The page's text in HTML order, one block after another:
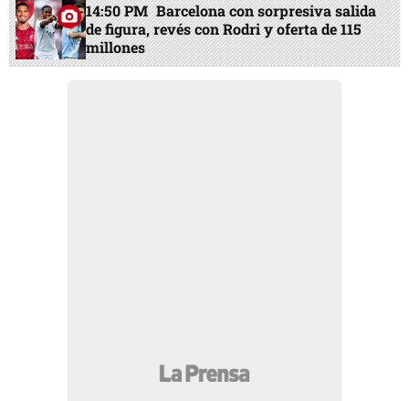
14:50 PM Barcelona con sorpresiva salida
de figura, revés con Rodri y oferta de 115
millones